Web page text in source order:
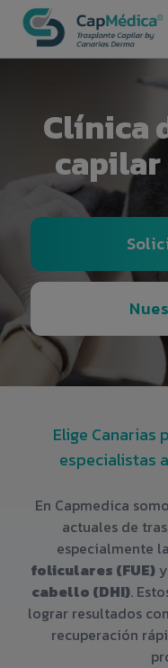
Clínica
capilar
Elige Canarias
especialistas
En Capmedica
actuales de
especialmente la
foliculares (FUE)
cabello (DHI).
lograr resultados
recuperación